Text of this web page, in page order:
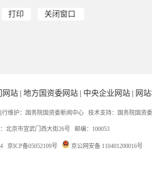
打印 关闭窗口